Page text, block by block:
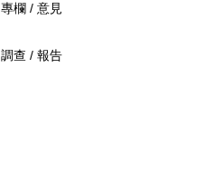
專欄 / 意見
調查 / 報告